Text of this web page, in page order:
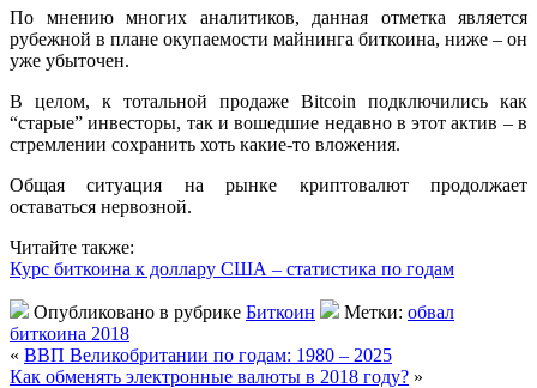
По мнению многих аналитиков, данная отметка является
рубежной в плане окупаемости майнинга биткоина, ниже – он
уже убыточен.
В целом, к тотальной продаже Bitcoin подключились как
“старые” инвесторы, так и вошедшие недавно в этот актив – в
стремлении сохранить хоть какие-то вложения.
Общая ситуация на рынке криптовалют продолжает
оставаться нервозной.
Читайте также:
Курс биткоина к доллару США – статистика по годам
Опубликовано в рубрике Биткоин Метки: обвал
биткоина 2018
« ВВП Великобритании по годам: 1980 – 2025
Как обменять электронные валюты в 2018 году? »